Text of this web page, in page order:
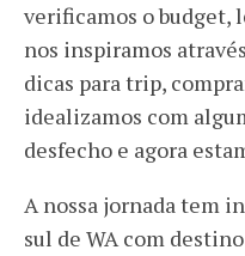
verificamos o budget,
nos inspiramos
dicas para trip,
idealizamos com
desfecho e agora
A nossa jornada tem
sul de WA com